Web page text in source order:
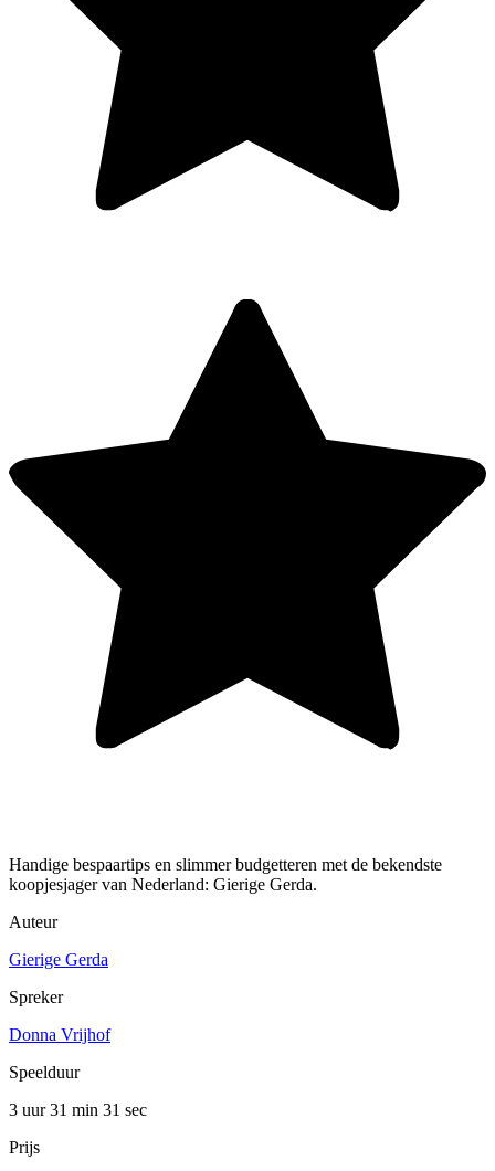
Handige bespaartips en slimmer budgetteren met de bekendste
koopjesjager van Nederland: Gierige Gerda.
Auteur
Gierige Gerda
Spreker
Donna Vrijhof
Speelduur
3 uur 31 min 31 sec
Prijs